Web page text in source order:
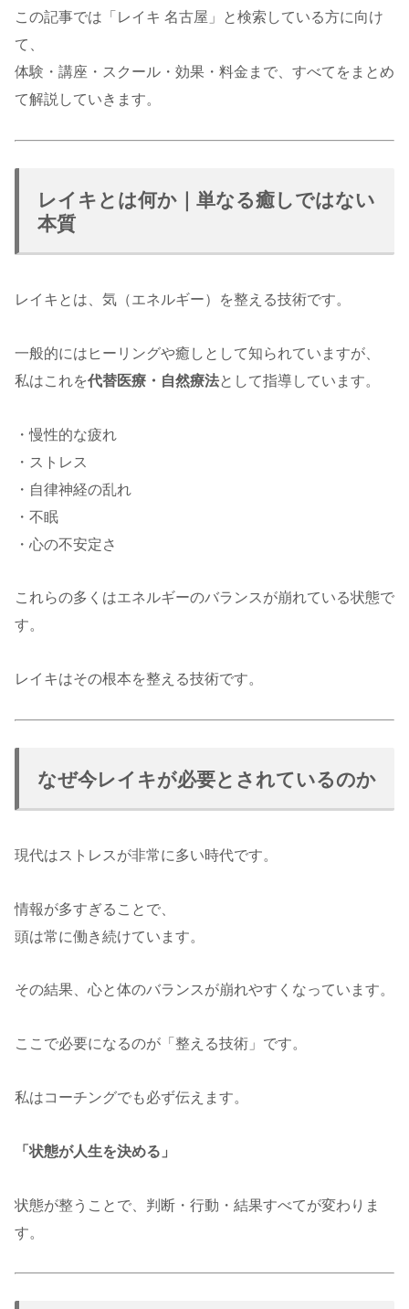
この記事では「レイキ 名古屋」と検索している方に向け
て、
体験・講座・スクール・効果・料金まで、すべてをまとめ
て解説していきます。
レイキとは何か｜単なる癒しではない
本質
レイキとは、気（エネルギー）を整える技術です。
一般的にはヒーリングや癒しとして知られていますが、
私はこれを代替医療・自然療法として指導しています。
・慢性的な疲れ
・ストレス
・自律神経の乱れ
・不眠
・心の不安定さ
これらの多くはエネルギーのバランスが崩れている状態で
す。
レイキはその根本を整える技術です。
なぜ今レイキが必要とされているのか
現代はストレスが非常に多い時代です。
情報が多すぎることで、
頭は常に働き続けています。
その結果、心と体のバランスが崩れやすくなっています。
ここで必要になるのが「整える技術」です。
私はコーチングでも必ず伝えます。
「状態が人生を決める」
状態が整うことで、判断・行動・結果すべてが変わりま
す。